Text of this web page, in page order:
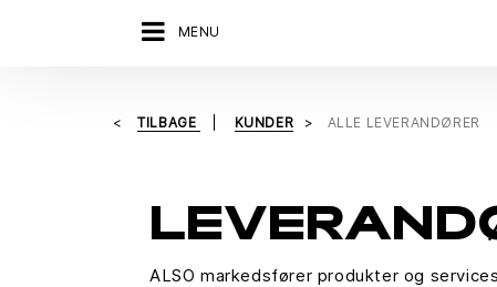
MENU
TILBAGE KUNDER ALLE LEVERANDØRER
ALSO markedsfører produkter og